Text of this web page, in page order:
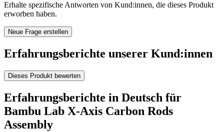
Erhalte spezifische Antworten von Kund:innen, die dieses Produkt
erworben haben.
Neue Frage erstellen
Erfahrungsberichte unserer Kund:innen
Dieses Produkt bewerten
Erfahrungsberichte in Deutsch für
Bambu Lab X-Axis Carbon Rods
Assembly